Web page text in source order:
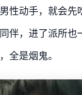
性动手，就会先
伴，进了派所也
全是烟鬼。